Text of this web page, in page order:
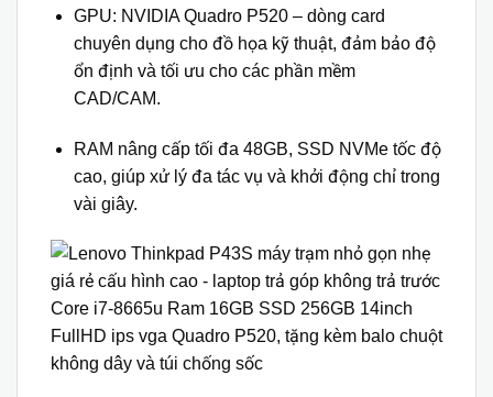
GPU: NVIDIA Quadro P520 – dòng card
chuyên dụng cho đồ họa kỹ thuật, đảm bảo độ
ổn định và tối ưu cho các phần mềm
CAD/CAM.
RAM nâng cấp tối đa 48GB, SSD NVMe tốc độ
cao, giúp xử lý đa tác vụ và khởi động chỉ trong
vài giây.